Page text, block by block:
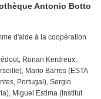
Antonio Botto
d'aide à la coopération
Ronan Kerdreux,
Mario Barros (ESTA
Portugal), Sergio
Miguel Estima (Institut